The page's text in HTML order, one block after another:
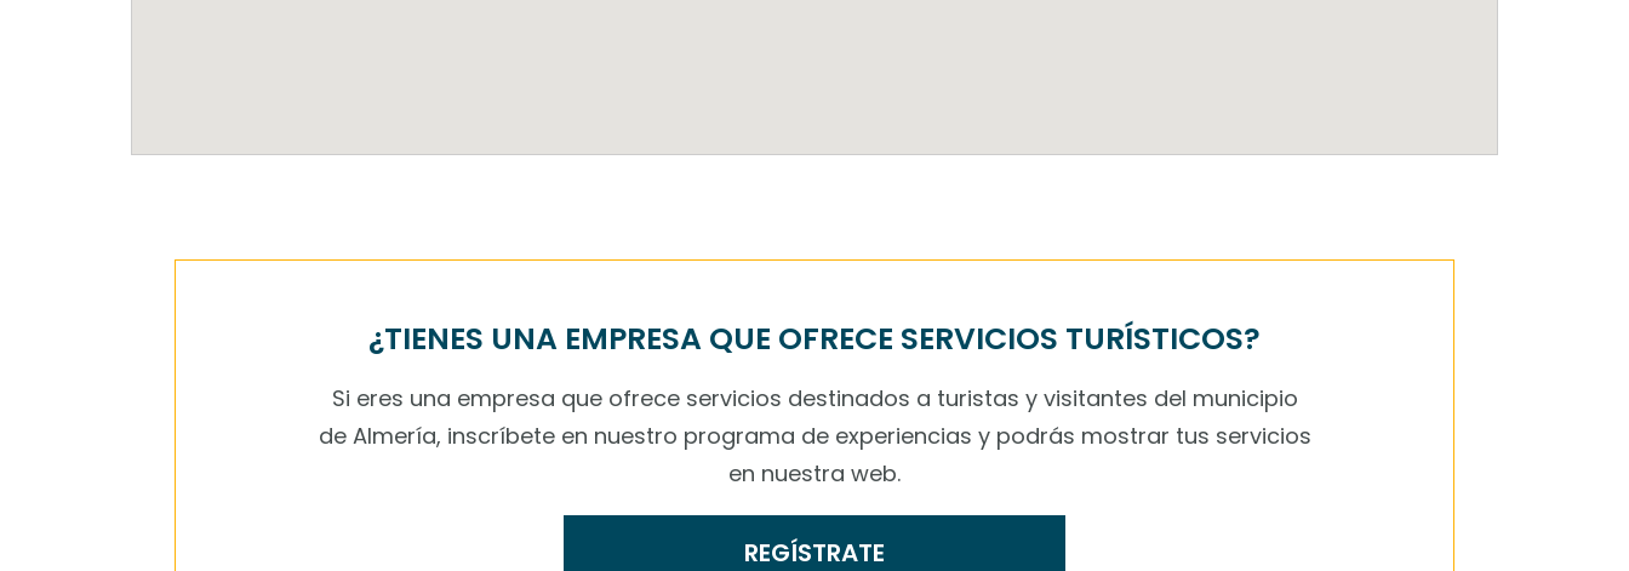
¿TIENES UNA EMPRESA QUE OFRECE SERVICIOS TURÍSTICOS?
Si eres una empresa que ofrece servicios destinados a turistas y visitantes del municipio
de Almería, inscríbete en nuestro programa de experiencias y podrás mostrar tus servicios
en nuestra web.
REGÍSTRATE